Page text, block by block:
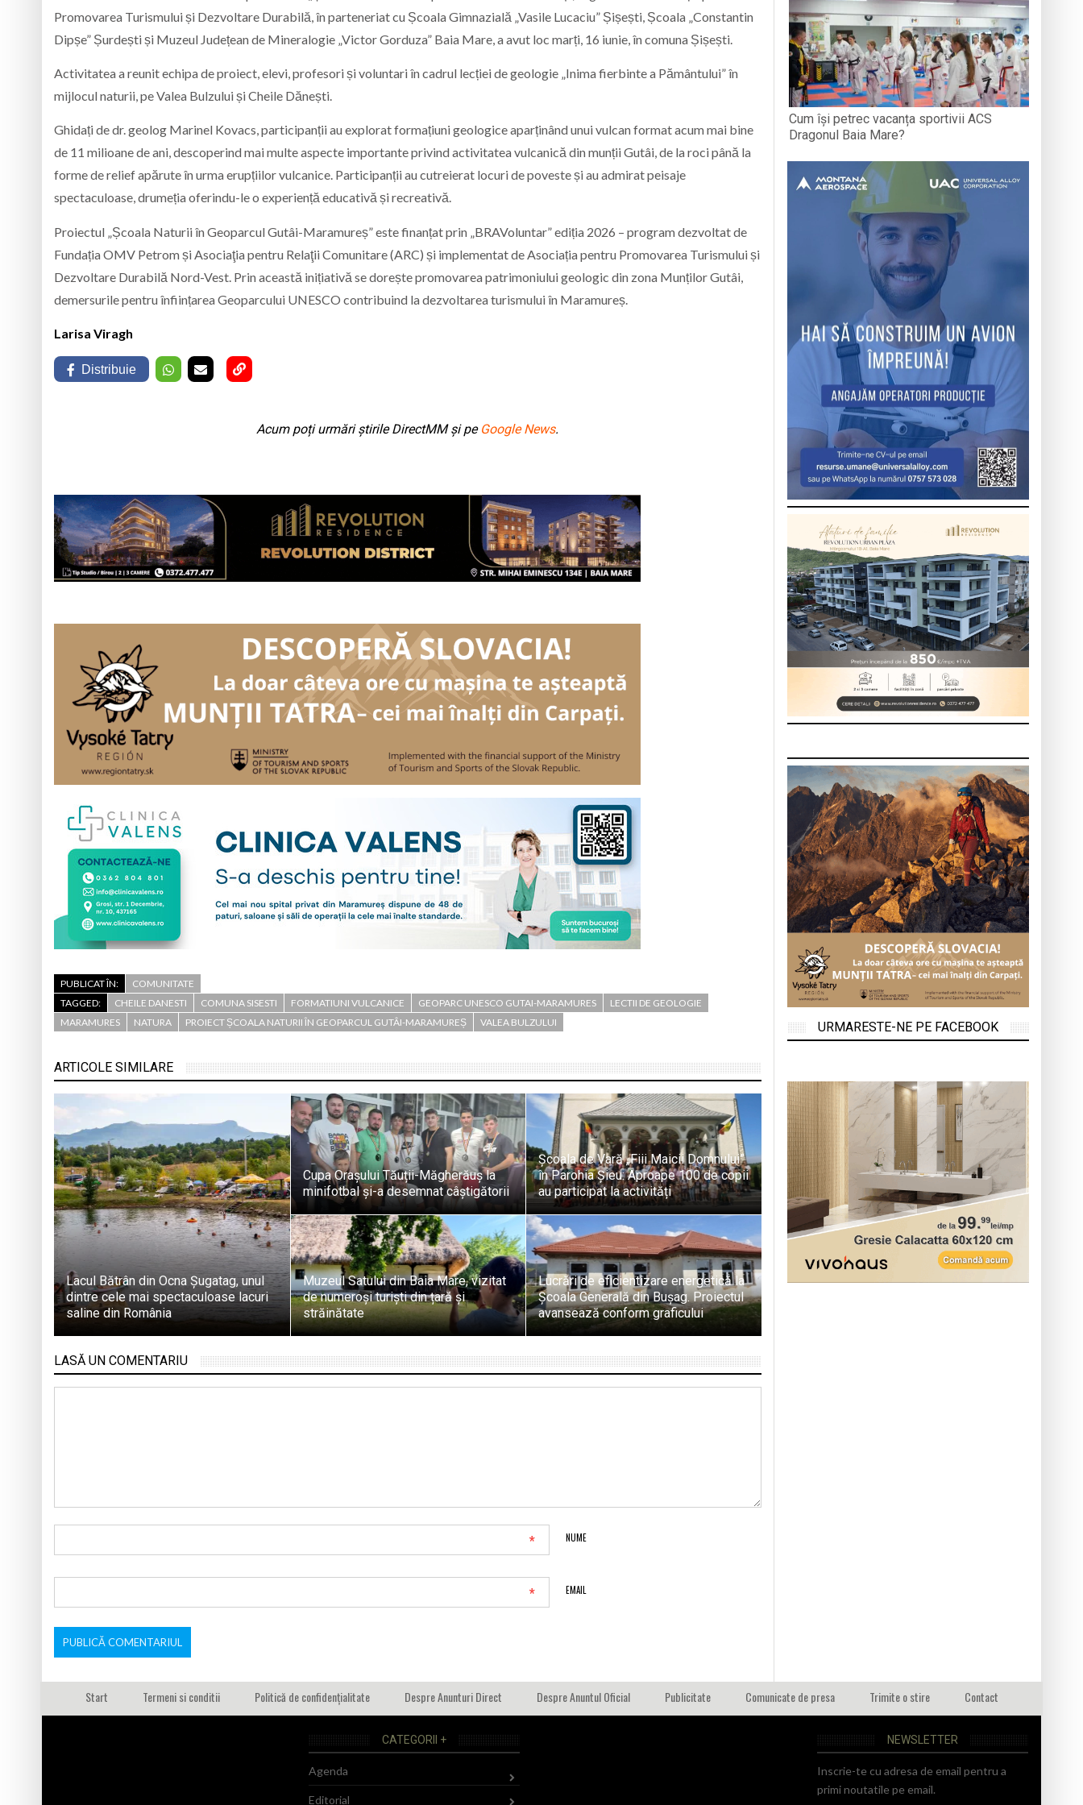
Promovarea Turismului și Dezvoltare Durabilă, în parteneriat cu Școala Gimnazială „Vasile Lucaciu” Șișești, Școala „Constantin
Dipșe” Șurdești și Muzeul Județean de Mineralogie „Victor Gorduza” Baia Mare, a avut loc marți, 16 iunie, în comuna Șișești.
Activitatea a reunit echipa de proiect, elevi, profesori și voluntari în cadrul lecției de geologie „Inima fierbinte a Pământului” în
mijlocul naturii, pe Valea Bulzului și Cheile Dănești.
Ghidați de dr. geolog Marinel Kovacs, participanții au explorat formațiuni geologice aparținând unui vulcan format acum mai bine
de 11 milioane de ani, descoperind mai multe aspecte importante privind activitatea vulcanică din munții Gutâi, de la roci până la
forme de relief apărute în urma erupțiilor vulcanice. Participanții au cutreierat locuri de poveste și au admirat peisaje
spectaculoase, drumeția oferindu-le o experiență educativă și recreativă.
Proiectul „Școala Naturii în Geoparcul Gutâi-Maramureș” este finanțat prin „BRAVoluntar” ediția 2026 – program dezvoltat de
Fundația OMV Petrom și Asociaţia pentru Relaţii Comunitare (ARC) și implementat de Asociația pentru Promovarea Turismului și
Dezvoltare Durabilă Nord-Vest. Prin această inițiativă se dorește promovarea patrimoniului geologic din zona Munților Gutâi,
demersurile pentru înființarea Geoparcului UNESCO contribuind la dezvoltarea turismului în Maramureș.
Larisa Viragh
Distribuie
Acum poți urmări știrile DirectMM și pe Google News.
PUBLICAT ÎN:
COMUNITATE
TAGGED:
CHEILE DANESTI COMUNA SISESTI FORMATIUNI VULCANICE GEOPARC UNESCO GUTAI-MARAMURES
LECTII DE GEOLOGIE
MARAMURES
NATURA PROIECT ȘCOALA NATURII ÎN GEOPARCUL GUTÂI-MARAMUREȘ VALEA BULZULUI
ARTICOLE SIMILARE
Lacul Bătrân din Ocna Șugatag, unul
dintre cele mai spectaculoase lacuri
saline din România
Cupa Orașului Tăuții-Măgherăuș la
minifotbal și-a desemnat câștigătorii
Școala de Vară „Fiii Maicii Domnului”
în Parohia Șieu: Aproape 100 de copii
au participat la activități
Muzeul Satului din Baia Mare, vizitat
de numeroși turiști din țară și
străinătate
Lucrări de eficientizare energetică la
Școala Generală din Bușag. Proiectul
avansează conform graficului
LASĂ UN COMENTARIU
NUME
*
EMAIL
*
Cum își petrec vacanța sportivii ACS
Dragonul Baia Mare?
URMARESTE-NE PE FACEBOOK
Start Termeni si conditii Politică de confidențialitate Despre Anunturi Direct Despre Anuntul Oficial Publicitate Comunicate de presa Trimite o stire Contact
CATEGORII +
Agenda
Editorial
NEWSLETTER
Inscrie-te cu adresa de email pentru a
primi noutatile pe email.